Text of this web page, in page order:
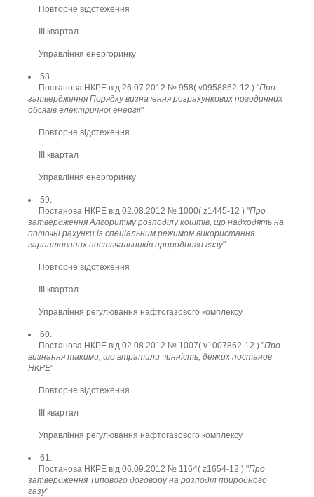
Повторне відстеження
ІІІ квартал
Управління енергоринку
58.
Постанова НКРЕ від 26.07.2012 № 958( v0958862-12 ) "Про
затвердження Порядку визначення розрахункових погодинних
обсягів електричної енергії"
Повторне відстеження
ІІІ квартал
Управління енергоринку
59.
Постанова НКРЕ від 02.08.2012 № 1000( z1445-12 ) "Про
затвердження Алгоритму розподілу коштів, що надходять на
поточні рахунки із спеціальним режимом використання
гарантованих постачальників природного газу"
Повторне відстеження
ІІІ квартал
Управління регулювання нафтогазового комплексу
60.
Постанова НКРЕ від 02.08.2012 № 1007( v1007862-12 ) "Про
визнання такими, що втратили чинність, деяких постанов
НКРЕ"
Повторне відстеження
ІІІ квартал
Управління регулювання нафтогазового комплексу
61.
Постанова НКРЕ від 06.09.2012 № 1164( z1654-12 ) "Про
затвердження Типового договору на розподіл природного
газу"